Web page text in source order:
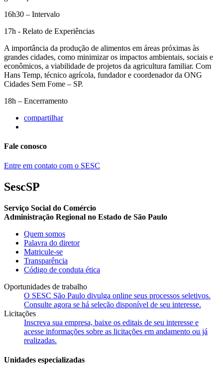
16h30 – Intervalo
17h - Relato de Experiências
A importância da produção de alimentos em áreas próximas às
grandes cidades, como minimizar os impactos ambientais, sociais e
econômicos, a viabilidade de projetos da agricultura familiar. Com
Hans Temp, técnico agrícola, fundador e coordenador da ONG
Cidades Sem Fome – SP.
18h – Encerramento
compartilhar
Fale conosco
Entre em contato com o SESC
SescSP
Serviço Social do Comércio
Administração Regional no Estado de São Paulo
Quem somos
Palavra do diretor
Matricule-se
Transparência
Código de conduta ética
Oportunidades de trabalho
O SESC São Paulo divulga online seus processos seletivos.
Consulte agora se há seleção disponível de seu interesse.
Licitações
Inscreva sua empresa, baixe os editais de seu interesse e
acesse informações sobre as licitações em andamento ou já
realizadas.
Unidades especializadas